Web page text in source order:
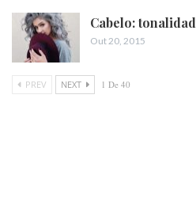
Cabelo:
Out 20, 2015
PREV NEXT 1 De 40